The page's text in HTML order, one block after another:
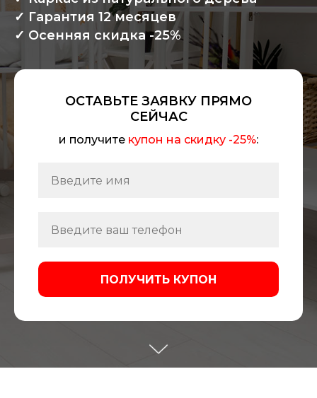
✓ Гарантия 12 месяцев
✓ Осенняя скидка -25%
ОСТАВЬТЕ ЗАЯВКУ ПРЯМО
СЕЙЧАС
и получите купон на скидку -25%:
ПОЛУЧИТЬ КУПОН